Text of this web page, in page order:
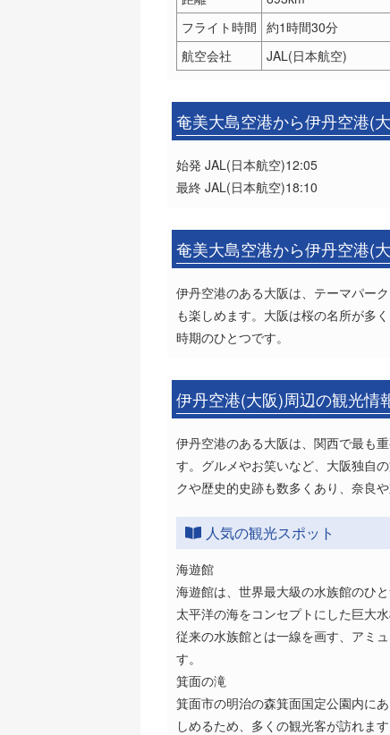
フライト時間 約1時間30分
航空会社
JAL(日本航空)
奄美大島空港から伊丹空港(
始発 JAL(日本航空)12:05
最終 JAL(日本航空)18:10
奄美大島空港から伊丹空港(
伊丹空港のある大阪は、テーマパー
も楽しめます。大阪は桜の名所が多
時期のひとつです。
伊丹空港(大阪)周辺の観光情
伊丹空港のある大阪は、関西で最も
す。グルメやお笑いなど、大阪独自
クや歴史的史跡も数多くあり、奈良
人気の観光スポット
海遊館
海遊館は、世界最大級の水族館のひ
太平洋の海をコンセプトにした巨大
従来の水族館とは一線を画す、アミ
す。
箕面の滝
箕面市の明治の森箕面国定公園内に
しめるため、多くの観光客が訪れま